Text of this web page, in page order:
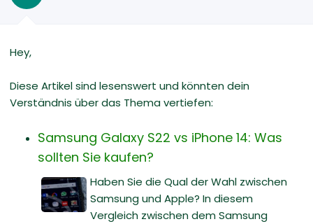
Hey,
Diese Artikel sind lesenswert und könnten dein
Verständnis über das Thema vertiefen:
Samsung Galaxy S22 vs iPhone 14: Was
sollten Sie kaufen?
Haben Sie die Qual der Wahl zwischen
Samsung und Apple? In diesem
Vergleich zwischen dem Samsung